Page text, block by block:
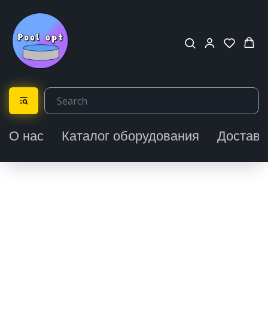
О нас Каталог оборудования